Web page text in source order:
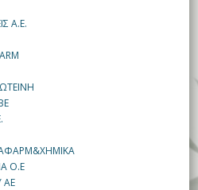
Α.Ε.
Ο.Ε
ΑΕ